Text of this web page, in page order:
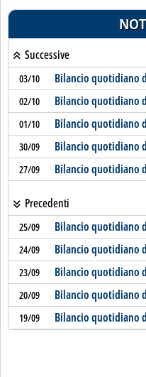
Successive
03/10 Bilancio quotidiano
02/10 Bilancio quotidiano
01/10 Bilancio quotidiano
30/09 Bilancio quotidiano
27/09 Bilancio quotidiano
Precedenti
25/09 Bilancio quotidiano
24/09 Bilancio quotidiano
23/09 Bilancio quotidiano
20/09 Bilancio quotidiano
19/09 Bilancio quotidiano